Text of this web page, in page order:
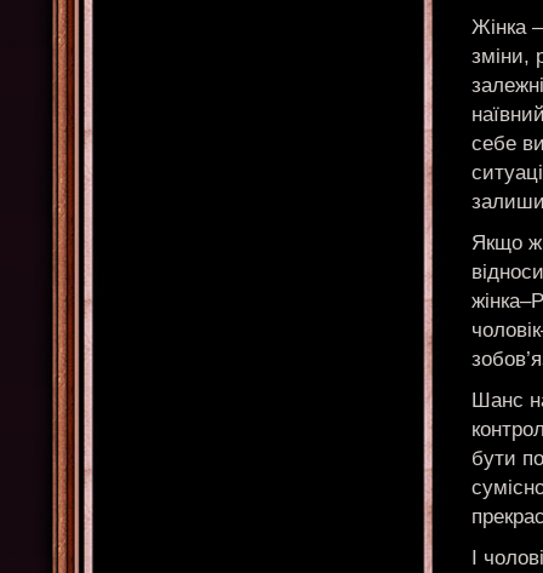
Жінка
зміни,
себе
Якщо
Шанс
бути
І